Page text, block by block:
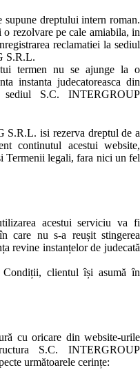
supune dreptului intern roman.
rezolvare pe cale amiabila, in
reclamatiei la sediul
S.R.L.
termen nu se ajunge la o
instanta judecatoreasca din
sediul S.C. INTERGROUP
isi rezerva dreptul de a
continutul acestui website,
Termenii legali, fara nici un fel
acestui serviciu va fi
care nu s-a reușit stingerea
revine instanțelor de judecată
clientul își asumă în
cu oricare din website-urile
S.C. INTERGROUP
următoarele cerințe: